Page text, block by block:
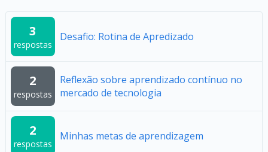
3
respostas
Desafio: Rotina de Apredizado
2
respostas
Reflexão sobre aprendizado contínuo no
mercado de tecnologia
2
respostas
Minhas metas de aprendizagem